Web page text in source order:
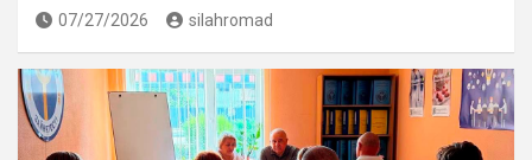
07/27/2026 silahromad